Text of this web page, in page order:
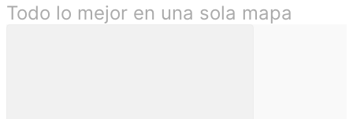
Todo lo mejor en una sola mapa